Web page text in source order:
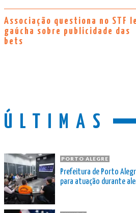
Associação questiona no STF
gaúcha sobre publicidade das
bets
ÚLTIMAS
PORTO ALEGRE
Prefeitura de Porto
para atuação durante